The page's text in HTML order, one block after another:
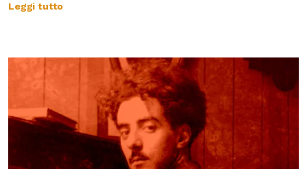
Leggi tutto